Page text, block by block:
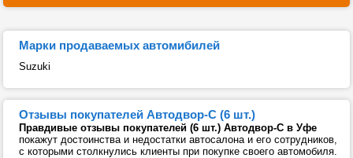
Марки продаваемых автомибилей
Suzuki
Отзывы покупателей Автодвор-С (6 шт.)
Правдивые отзывы покупателей (6 шт.) Автодвор-С в Уфе
покажут достоинства и недостатки автосалона и его сотрудников,
с которыми столкнулись клиенты при покупке своего автомобиля.